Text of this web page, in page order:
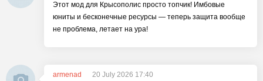
Этот мод для Крысополис просто топчик! Имбовые
юниты и бесконечные ресурсы — теперь защита вообще
не проблема, летает на ура!
armenad
20 July 2026 17:40